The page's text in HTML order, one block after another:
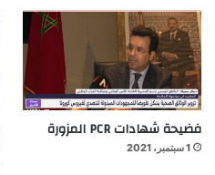
فضيحة شهادات PCR المزورة
1 سبتمبر، 2021